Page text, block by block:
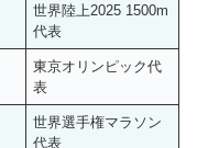
世界陸上2025 1500m
代表
東京オリンピック代
表
世界選手権マラソン
代表